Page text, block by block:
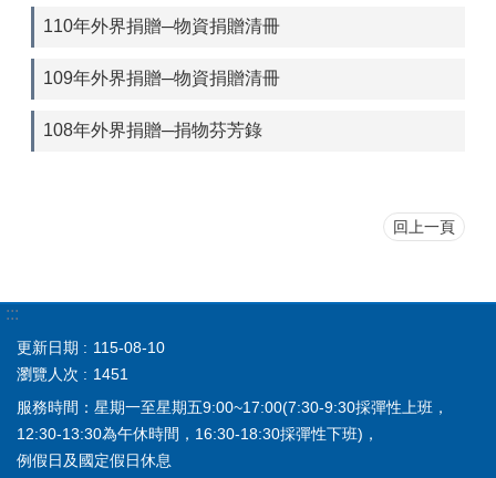
110年外界捐贈─物資捐贈清冊
109年外界捐贈─物資捐贈清冊
108年外界捐贈─捐物芬芳錄
回上一頁
:::
更新日期
115-08-10
瀏覽人次
1451
服務時間：星期一至星期五9:00~17:00(7:30-9:30採彈性上班，
12:30-13:30為午休時間，16:30-18:30採彈性下班)，
例假日及國定假日休息